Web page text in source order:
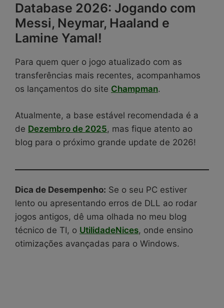
Database 2026: Jogando com
Messi, Neymar, Haaland e
Lamine Yamal!
Para quem quer o jogo atualizado com as
transferências mais recentes, acompanhamos
os lançamentos do site Champman.
Atualmente, a base estável recomendada é a
de Dezembro de 2025, mas fique atento ao
blog para o próximo grande update de 2026!
Dica de Desempenho: Se o seu PC estiver
lento ou apresentando erros de DLL ao rodar
jogos antigos, dê uma olhada no meu blog
técnico de TI, o UtilidadeNices, onde ensino
otimizações avançadas para o Windows.